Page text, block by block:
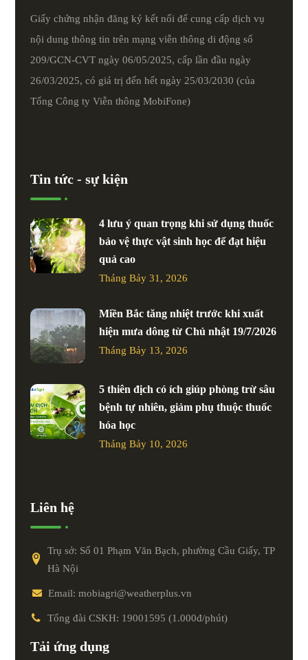
Giấy chứng nhận đăng ký kết nối để cung cấp dịch vụ
nội dung thông tin trên mạng viễn thông di động số
209/GCN-CVT ngày 06/05/2025, cấp lần đầu ngày
26/03/2025, có giá trị đến hết ngày 25/03/2030 (của
Tổng Công ty Viễn thông MobiFone)
Tin tức - sự kiện
4 lưu ý quan trọng khi sử dụng thuốc
bảo vệ thực vật sinh học để đạt hiệu
quả cao
Tháng Bảy 31, 2026
Miền Bắc tăng nhiệt trước khi xuất
hiện mưa dông từ Chủ nhật 19/7/2026
Tháng Bảy 13, 2026
5 thiên địch có ích giúp phòng trừ sâu
bệnh tự nhiên, giảm phụ thuộc thuốc
hóa học
Tháng Bảy 10, 2026
Liên hệ
Trụ sở: Số 01 Phạm Văn Bạch, phường Cầu Giấy, TP
Hà Nội
Email: mobiagri@weatherplus.vn
Tổng đài CSKH: 19001595 (1.000đ/phút)
Tải ứng dụng